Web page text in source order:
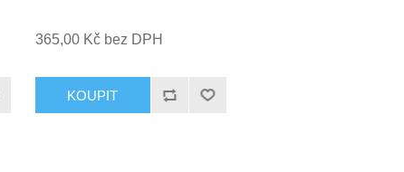
365,00 Kč bez DPH
KOUPIT